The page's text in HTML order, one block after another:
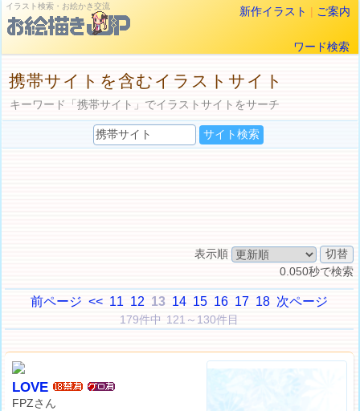
イラスト検索・お絵かき交流 新作イラスト | ご案内
ワード検索
携帯サイトを含むイラストサイト
キーワード「携帯サイト」でイラストサイトをサーチ
表示順
0.050秒で検索
前ページ << 11 12 13 14 15 16 17 18 次ページ
179件中 121～130件目
LOVE
FPZさん